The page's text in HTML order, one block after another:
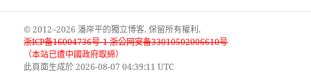
文
章:
© 2012–2026 潘岸平的獨立博客. 保留所有權利.
浙ICP备16004736号-1 浙公网安备33010502006610号
（本站已遭中國政府取締）
此頁面生成於 2026-08-07 04:39:11 UTC